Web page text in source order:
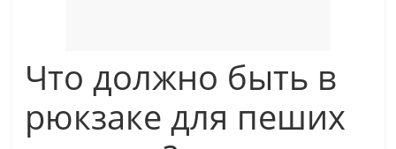
Что должно быть в
рюкзаке для пеших